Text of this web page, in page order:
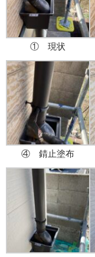
① 現状
④ 錆止塗布